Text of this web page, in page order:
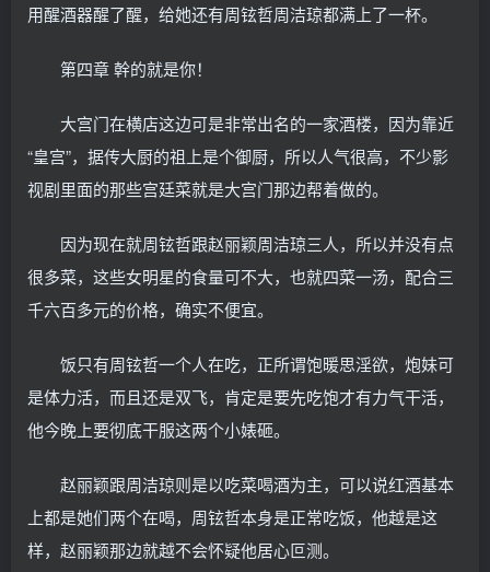
用醒酒器醒了醒，给她还有周铉哲周洁琼都满上了一杯。
第四章 幹的就是你！
大宫门在横店这边可是非常出名的一家酒楼，因为靠近
“皇宫”，据传大厨的祖上是个御厨，所以人气很高，不少影
视剧里面的那些宫廷菜就是大宫门那边帮着做的。
因为现在就周铉哲跟赵丽颖周洁琼三人，所以并没有点
很多菜，这些女明星的食量可不大，也就四菜一汤，配合三
千六百多元的价格，确实不便宜。
饭只有周铉哲一个人在吃，正所谓饱暖思淫欲，炮妹可
是体力活，而且还是双飞，肯定是要先吃饱才有力气干活，
他今晚上要彻底干服这两个小婊砸。
赵丽颖跟周洁琼则是以吃菜喝酒为主，可以说红酒基本
上都是她们两个在喝，周铉哲本身是正常吃饭，他越是这
样，赵丽颖那边就越不会怀疑他居心叵测。